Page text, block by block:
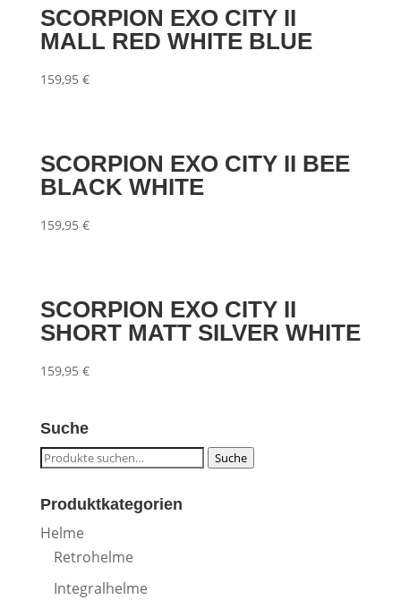
SCORPION EXO CITY II
MALL RED WHITE BLUE
159,95 €
SCORPION EXO CITY II BEE
BLACK WHITE
159,95 €
SCORPION EXO CITY II
SHORT MATT SILVER WHITE
159,95 €
Suche
Suche
Suche
Produktkategorien
Helme
Retrohelme
Integralhelme